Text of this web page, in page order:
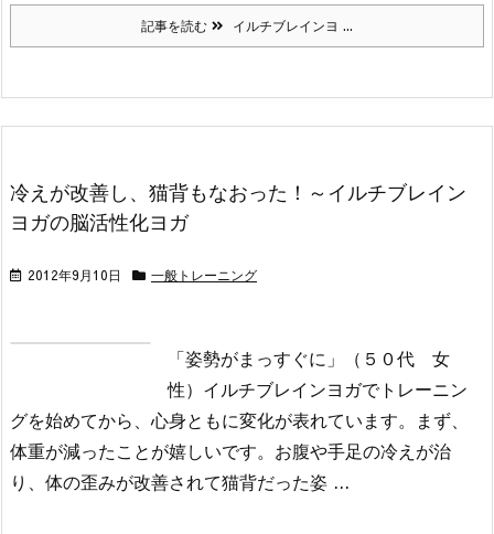
記事を読む イルチブレインヨ ...
冷えが改善し、猫背もなおった！～イルチブレイン
ヨガの脳活性化ヨガ
2012年9月10日 一般トレーニング
「姿勢がまっすぐに」（５０代 女
性） イルチブレインヨガでトレーニン
グを始めてから、心身ともに変化が表れています。
まず、
体重が減ったことが嬉しいです。 お腹や手足の冷えが治
り、体の歪みが改善されて猫背だった姿 ...